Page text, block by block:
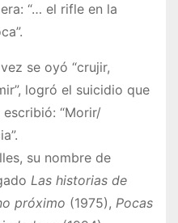
“… el rifle en la
se oyó “crujir,
logró el suicidio que
“Morir/
su nombre de
Las historias de
próximo (1975), Pocas